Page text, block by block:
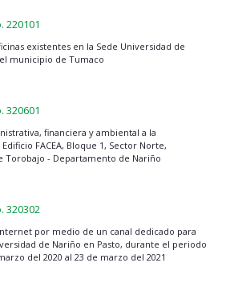
220101
existentes en la Sede Universidad de
municipio de Tumaco
320601
financiera y ambiental a la
FACEA, Bloque 1, Sector Norte,
Torobajo - Departamento de Nariño
320302
por medio de un canal dedicado para
de Nariño en Pasto, durante el periodo
del 2020 al 23 de marzo del 2021